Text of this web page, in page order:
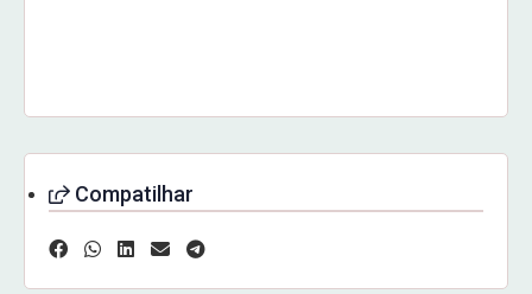
Compatilhar